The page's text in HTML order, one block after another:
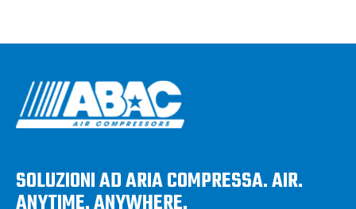
SOLUZIONI AD ARIA COMPRESSA. AIR.